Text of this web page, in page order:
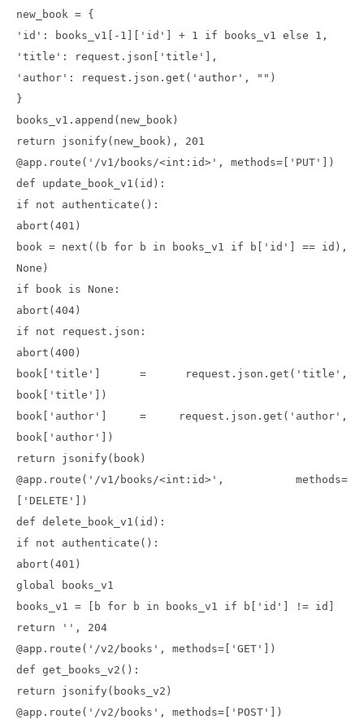
new_book = {
'id': books_v1[-1]['id'] + 1 if books_v1 else 1,
'title': request.json['title'],
'author': request.json.get('author', "")
}
books_v1.append(new_book)
return jsonify(new_book), 201
@app.route('/v1/books/<int:id>', methods=['PUT'])
def update_book_v1(id):
if not authenticate():
abort(401)
book = next((b for b in books_v1 if b['id'] == id),
None)
if book is None:
abort(404)
if not request.json:
abort(400)
book['title'] = request.json.get('title',
book['title'])
book['author'] = request.json.get('author',
book['author'])
return jsonify(book)
@app.route('/v1/books/<int:id>', methods=
['DELETE'])
def delete_book_v1(id):
if not authenticate():
abort(401)
global books_v1
books_v1 = [b for b in books_v1 if b['id'] != id]
return '', 204
@app.route('/v2/books', methods=['GET'])
def get_books_v2():
return jsonify(books_v2)
@app.route('/v2/books', methods=['POST'])